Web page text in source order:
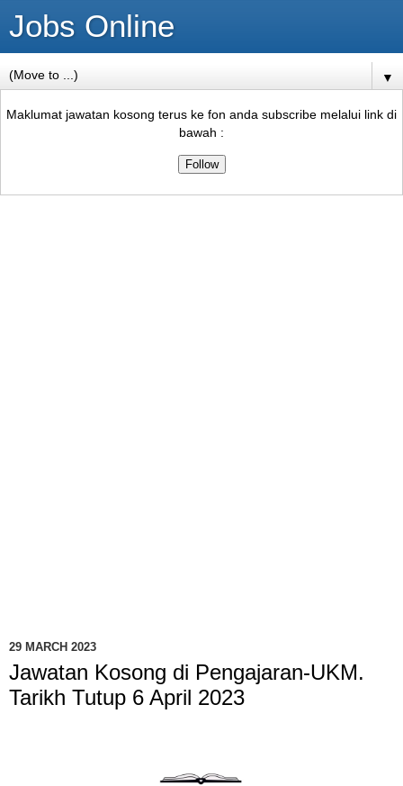
Jobs Online
▼
Maklumat jawatan kosong terus ke fon anda subscribe melalui link di
bawah :
29 MARCH 2023
Jawatan Kosong di Pengajaran-UKM.
Tarikh Tutup 6 April 2023